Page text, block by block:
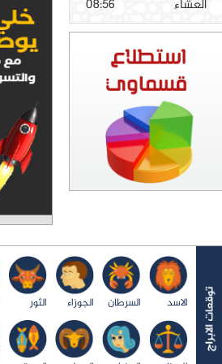
العشاء 08:56
الاسد السرطان الجوزاء الثور